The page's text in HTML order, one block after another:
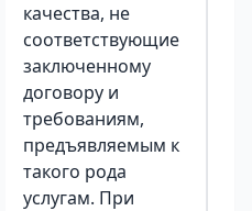
качества, не
соответствующие
заключенному
договору и
требованиям,
предъявляемым к
такого рода
услугам. При